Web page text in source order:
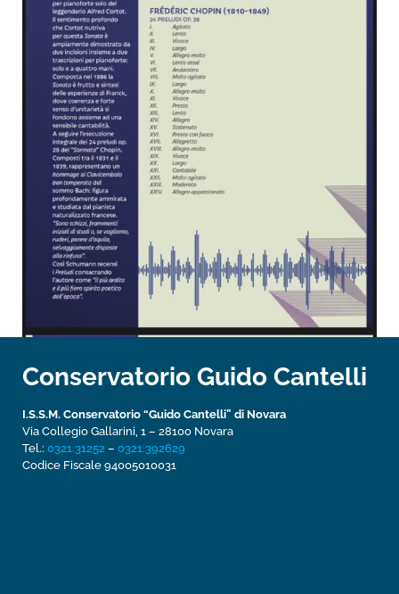
Conservatorio Guido Cantelli
I.S.S.M. Conservatorio “Guido Cantelli” di Novara
Via Collegio Gallarini, 1 – 28100 Novara
Tel.: 0321.31252 – 0321.392629
Codice Fiscale 94005010031­